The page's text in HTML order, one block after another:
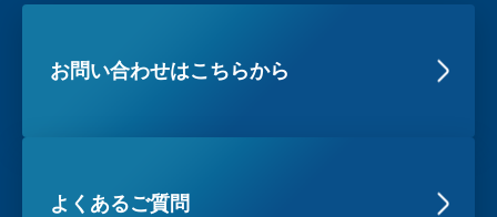
お問い合わせはこちらから
よくあるご質問